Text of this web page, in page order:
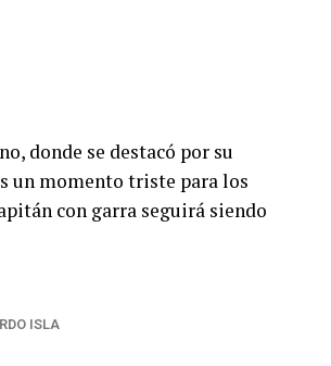
donde se destacó por su
un momento triste para los
con garra seguirá siendo
ISLA